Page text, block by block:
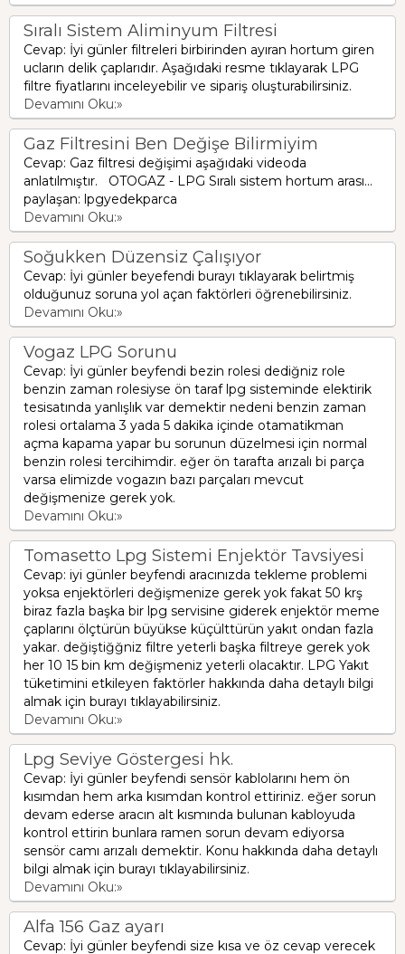
Sıralı Sistem Aliminyum Filtresi
Cevap: İyi günler filtreleri birbirinden ayıran hortum giren
ucların delik çaplarıdır. Aşağıdaki resme tıklayarak LPG
filtre fiyatlarını inceleyebilir ve sipariş oluşturabilirsiniz.
Devamını Oku:»
Gaz Filtresini Ben Değişe Bilirmiyim
Cevap: Gaz filtresi değişimi aşağıdaki videoda
anlatılmıştır. OTOGAZ - LPG Sıralı sistem hortum arası...
paylaşan: lpgyedekparca
Devamını Oku:»
Soğukken Düzensiz Çalışıyor
Cevap: İyi günler beyefendi burayı tıklayarak belirtmiş
olduğunuz soruna yol açan faktörleri öğrenebilirsiniz.
Devamını Oku:»
Vogaz LPG Sorunu
Cevap: İyi günler beyfendi bezin rolesi dediğniz role
benzin zaman rolesiyse ön taraf lpg sisteminde elektirik
tesisatında yanlışlık var demektir nedeni benzin zaman
rolesi ortalama 3 yada 5 dakika içinde otamatikman
açma kapama yapar bu sorunun düzelmesi için normal
benzin rolesi tercihimdir. eğer ön tarafta arızalı bi parça
varsa elimizde vogazın bazı parçaları mevcut
değişmenize gerek yok.
Devamını Oku:»
Tomasetto Lpg Sistemi Enjektör Tavsiyesi
Cevap: iyi günler beyfendi aracınızda tekleme problemi
yoksa enjektörleri değişmenize gerek yok fakat 50 krş
biraz fazla başka bir lpg servisine giderek enjektör meme
çaplarını ölçtürün büyükse küçülttürün yakıt ondan fazla
yakar. değiştiğğniz filtre yeterli başka filtreye gerek yok
her 10 15 bin km değişmeniz yeterli olacaktır. LPG Yakıt
tüketimini etkileyen faktörler hakkında daha detaylı bilgi
almak için burayı tıklayabilirsiniz.
Devamını Oku:»
Lpg Seviye Göstergesi hk.
Cevap: İyi günler beyfendi sensör kablolarını hem ön
kısımdan hem arka kısımdan kontrol ettiriniz. eğer sorun
devam ederse aracın alt kısmında bulunan kabloyuda
kontrol ettirin bunlara ramen sorun devam ediyorsa
sensör camı arızalı demektir. Konu hakkında daha detaylı
bilgi almak için burayı tıklayabilirsiniz.
Devamını Oku:»
Alfa 156 Gaz ayarı
Cevap: İyi günler beyfendi size kısa ve öz cevap verecek